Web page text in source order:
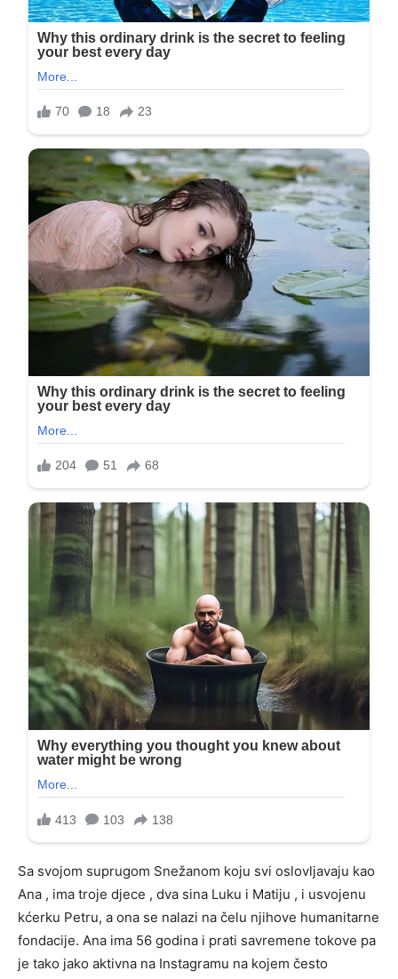
Sa svojom suprugom Snežanom koju svi oslovljavaju kao
Ana , ima troje djece , dva sina Luku i Matiju , i usvojenu
kćerku Petru, a ona se nalazi na čelu njihove humanitarne
fondacije. Ana ima 56 godina i prati savremene tokove pa
je tako jako aktivna na Instagramu na kojem često